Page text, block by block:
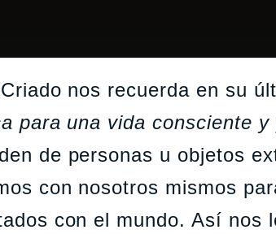
nos recuerda en su
para una vida consciente y
de personas u objetos
con nosotros mismos
con el mundo. Así nos